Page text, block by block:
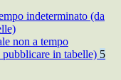
indeterminato (da
non a tempo
in tabelle) 5